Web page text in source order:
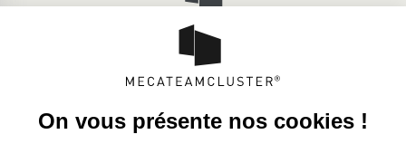
60 quai du Nouveau Port,
71300 Montceau-les-Mines
Tél. 03 85 77 41 20
E-mail :contact@mecateamcluster.org